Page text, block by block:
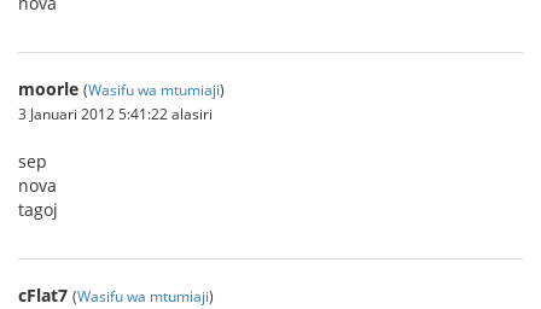
moorle (Wasifu wa mtumiaji)
3 Januari 2012 5:41:22 alasiri
sep
nova
tagoj
cFlat7 (Wasifu wa mtumiaji)